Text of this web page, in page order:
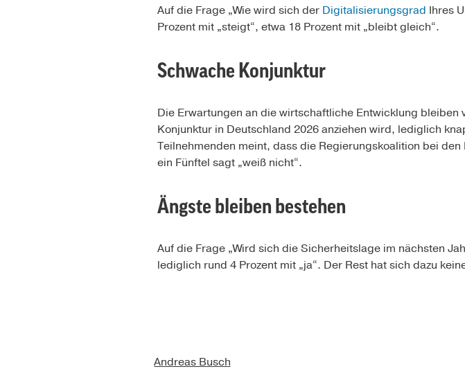
Auf die Frage „Wie wird sich der Digitalisierungsgrad Ihres
Prozent mit „steigt“, etwa 18 Prozent mit „bleibt gleich“.
Schwache Konjunktur
Die Erwartungen an die wirtschaftliche Entwicklung
Konjunktur in Deutschland 2026 anziehen wird, lediglich
Teilnehmenden meint, dass die Regierungskoalition bei
ein Fünftel sagt „weiß nicht“.
Ängste bleiben bestehen
Auf die Frage „Wird sich die Sicherheitslage im nächsten
lediglich rund 4 Prozent mit „ja“. Der Rest hat sich dazu
Andreas Busch